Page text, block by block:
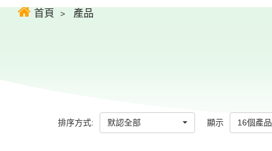
首頁 產品
排序方式: 默認全部 顯示 16個產品